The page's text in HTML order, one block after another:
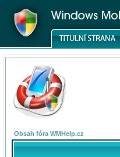
Obsah fóra WMHelp.cz